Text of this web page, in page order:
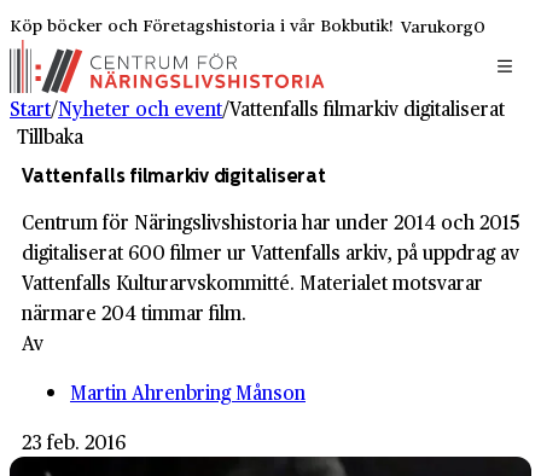
Köp böcker och Företagshistoria i vår Bokbutik! Varukorg0
Start/Nyheter och event/Vattenfalls filmarkiv digitaliserat
Tillbaka
Vattenfalls filmarkiv digitaliserat
Centrum för Näringslivshistoria har under 2014 och 2015
digitaliserat 600 filmer ur Vattenfalls arkiv, på uppdrag av
Vattenfalls Kulturarvskommitté. Materialet motsvarar
närmare 204 timmar film.
Av
Martin Ahrenbring Månson
23 feb. 2016